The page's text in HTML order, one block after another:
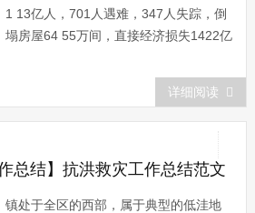
1 13亿人，701人遇难，347人失踪，倒
塌房屋64 55万间，直接经济损失1422亿
组织和党员要以创先争优的动力激发抗洪
救灾的斗志，以抗洪救灾的实际行动投入
到创先争优活动中，用抗洪救灾的胜利来
详细阅读
总结】抗洪救灾工作总结范文
镇处于全区的西部，属于典型的低洼地